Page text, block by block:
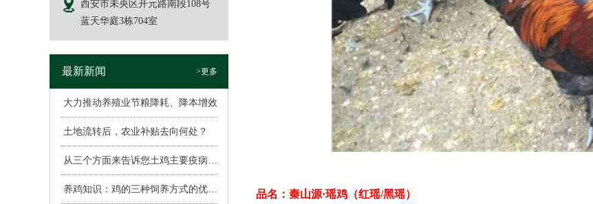
西安市未央区开元路南段108号
蓝天华庭3栋704室
最新新闻 >更多
大力推动养殖业节粮降耗、降本增效
土地流转后，农业补贴去向何处？
从三个方面来告诉您土鸡主要疫病的表现
养鸡知识：鸡的三种饲养方式的优缺点 品名：秦山源·瑶鸡（红瑶/黑瑶）